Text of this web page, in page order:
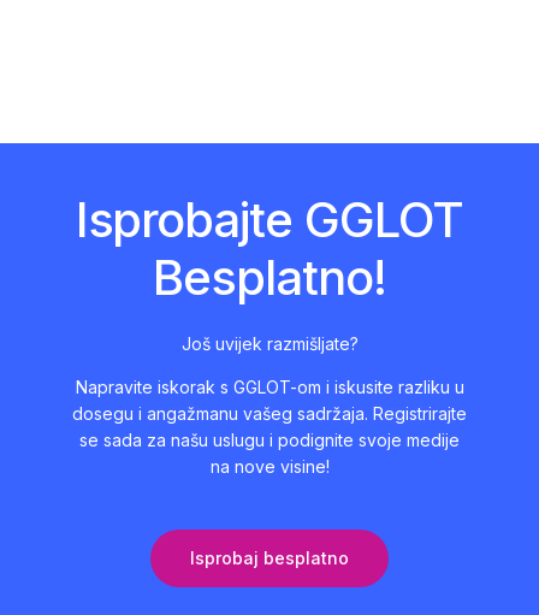
Isprobajte GGLOT
Besplatno!
Još uvijek razmišljate?
Napravite iskorak s GGLOT-om i iskusite razliku u
dosegu i angažmanu vašeg sadržaja. Registrirajte
se sada za našu uslugu i podignite svoje medije
na nove visine!
Isprobaj besplatno